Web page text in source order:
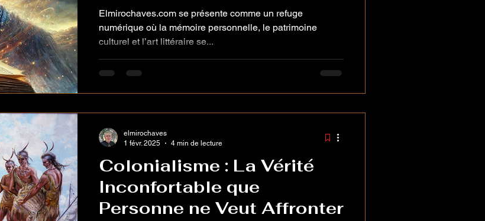
d'art
Elmirochaves.com se présente comme un refuge
numérique où la mémoire personnelle, le patrimoine
culturel et l’art littéraire se...
Colonialisme : La Vérité
Inconfortable que
Personne ne Veut Affronter
elmirochaves
1 févr. 2025
4 min de lecture